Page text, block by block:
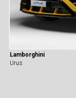
Lamborghini
Urus